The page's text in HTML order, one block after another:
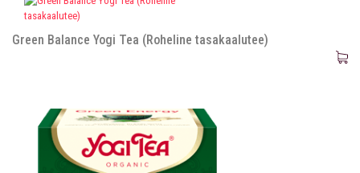
Green Balance Yogi Tea (Roheline tasakaalutee)